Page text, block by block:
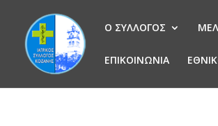
Ο ΣΥΛΛΟΓΟΣ
ΕΠΙΚΟΙΝΩΝΙΑ